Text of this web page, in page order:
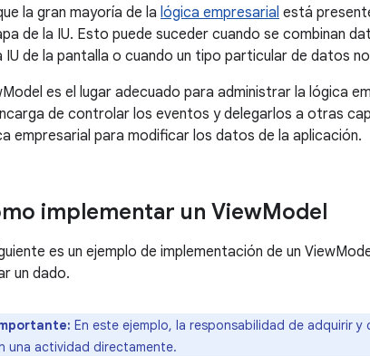
la gran mayoría de la lógica empresarial está
de la IU. Esto puede suceder cuando se combinan
IU de la pantalla o cuando un tipo particular de datos
es el lugar adecuado para administrar la lógica
de controlar los eventos y delegarlos a otras
empresarial para modificar los datos de la aplicación.
implementar un ViewModel
es un ejemplo de implementación de un
un dado.
En este ejemplo, la responsabilidad de adquirir
una actividad directamente.